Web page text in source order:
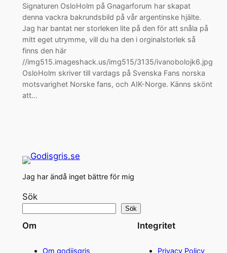
Signaturen OsloHolm på Gnagarforum har skapat
denna vackra bakrundsbild på vår argentinske hjälte.
Jag har bantat ner storleken lite på den för att snåla på
mitt eget utrymme, vill du ha den i orginalstorlek så
finns den här
//img515.imageshack.us/img515/3135/ivanobolojk6.jpg
OsloHolm skriver till vardags på Svenska Fans norska
motsvarighet Norske fans, och AIK-Norge. Känns skönt
att…
Jag har ändå inget bättre för mig
Sök
Sök
Om
Om godiisgris
Integritet
Privacy Policy